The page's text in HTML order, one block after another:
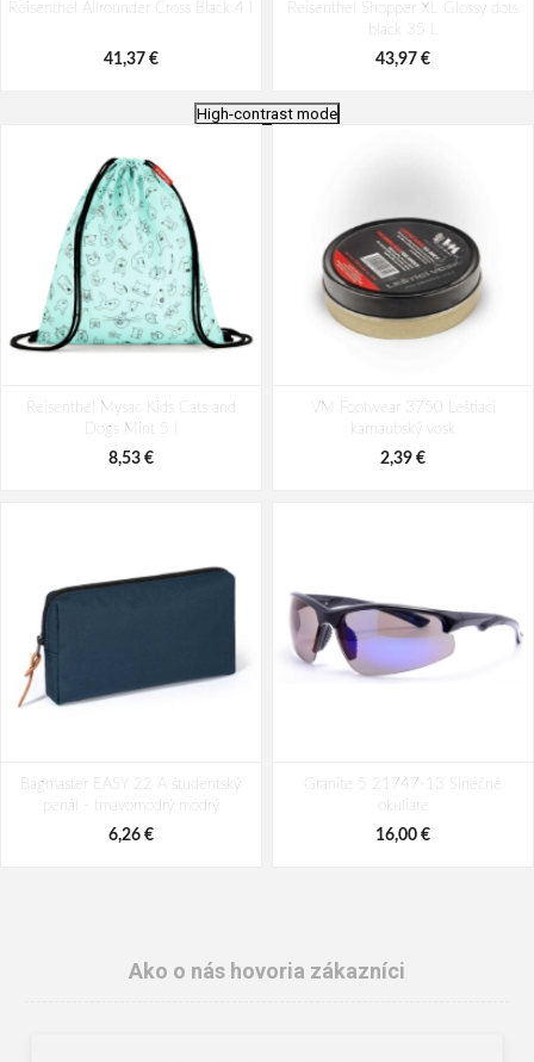
Reisenthel Allrounder Cross Black 4 l
41,37 €
Reisenthel Shopper XL Glossy dots
black 35 L
43,97 €
46,28 €
Coffee 18 l
51,74 €
High-contrast mode
Reisenthel Mysac Kids Cats and
Dogs Mint 5 l
8,53 €
VM Footwear 3750 Leštiaci
karnaubský vosk
2,39 €
Bagmaster EASY 22 A študentský
penál - tmavomodrý modrý
6,26 €
Granite 5 21747-13 Slnečné
okuliare
16,00 €
Ako o nás hovoria zákazníci